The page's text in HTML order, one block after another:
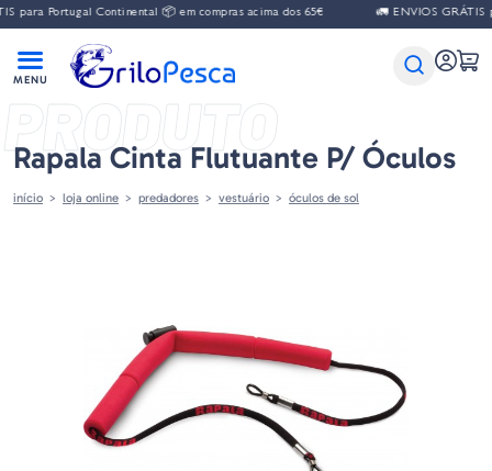
para Portugal Continental 📦 em compras acima dos 65€ 🚛 ENVIOS GRÁTIS
PRODUTO
Rapala Cinta Flutuante P/ Óculos
início loja online predadores vestuário óculos de sol